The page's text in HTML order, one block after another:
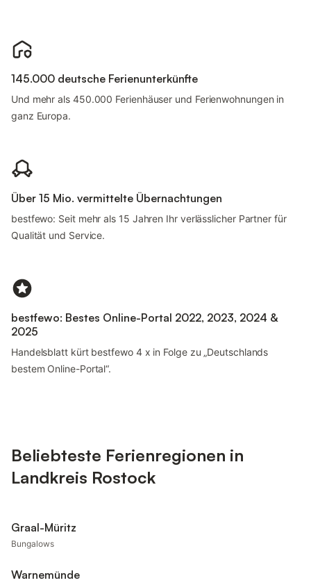
145.000 deutsche Ferienunterkünfte
Und mehr als 450.000 Ferienhäuser und Ferienwohnungen in
ganz Europa.
Über 15 Mio. vermittelte Übernachtungen
bestfewo: Seit mehr als 15 Jahren Ihr verlässlicher Partner für
Qualität und Service.
bestfewo: Bestes Online-Portal 2022, 2023, 2024 &
2025
Handelsblatt kürt bestfewo 4 x in Folge zu „Deutschlands
bestem Online-Portal“.
Beliebteste Ferienregionen in
Landkreis Rostock
Graal-Müritz
Bungalows
Warnemünde